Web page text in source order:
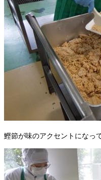
鰹節が味のアクセントになっ